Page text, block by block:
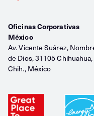
Oficinas Corporativas
México
Av. Vicente Suárez,
de Dios, 31105 Chihuahua,
Chih., México